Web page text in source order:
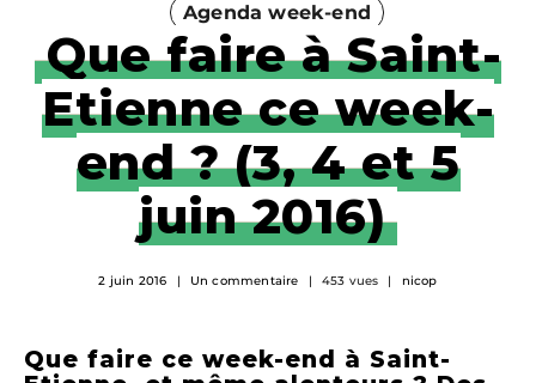
Agenda week-end
Que faire à Saint-
Etienne ce week-
end ? (3, 4 et 5
juin 2016)
2 juin 2016 Un commentaire 453 vues nicop
Que faire ce week-end à Saint-